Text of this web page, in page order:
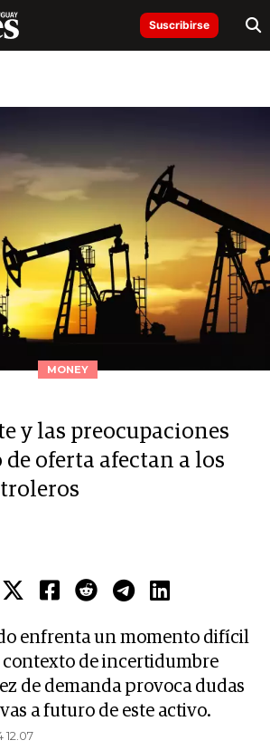
Suscribirse
MONEY
y las preocupaciones
de oferta afectan a los
enfrenta un momento difícil
contexto de incertidumbre
de demanda provoca dudas
a futuro de este activo.